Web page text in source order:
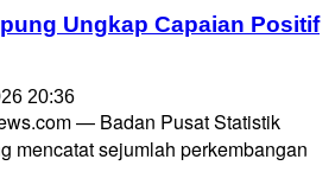
Ungkap Capaian Positif
20:36
— Badan Pusat Statistik
mencatat sejumlah perkembangan